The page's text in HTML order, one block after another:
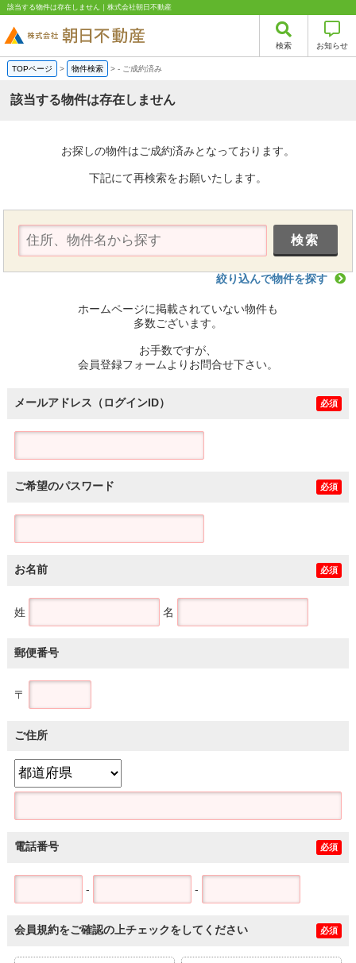
該当する物件は存在しません｜株式会社朝日不動産
検索 お知らせ
TOPページ > 物件検索 >- ご成約済み
該当する物件は存在しません
お探しの物件はご成約済みとなっております。
下記にて再検索をお願いたします。
絞り込んで物件を探す
ホームページに掲載されていない物件も
多数ございます。
お手数ですが、
会員登録フォームよりお問合せ下さい。
メールアドレス（ログインID） 必須
ご希望のパスワード 必須
お名前 必須
姓 名
郵便番号
〒
ご住所
電話番号 必須
- -
会員規約をご確認の上チェックをしてください 必須